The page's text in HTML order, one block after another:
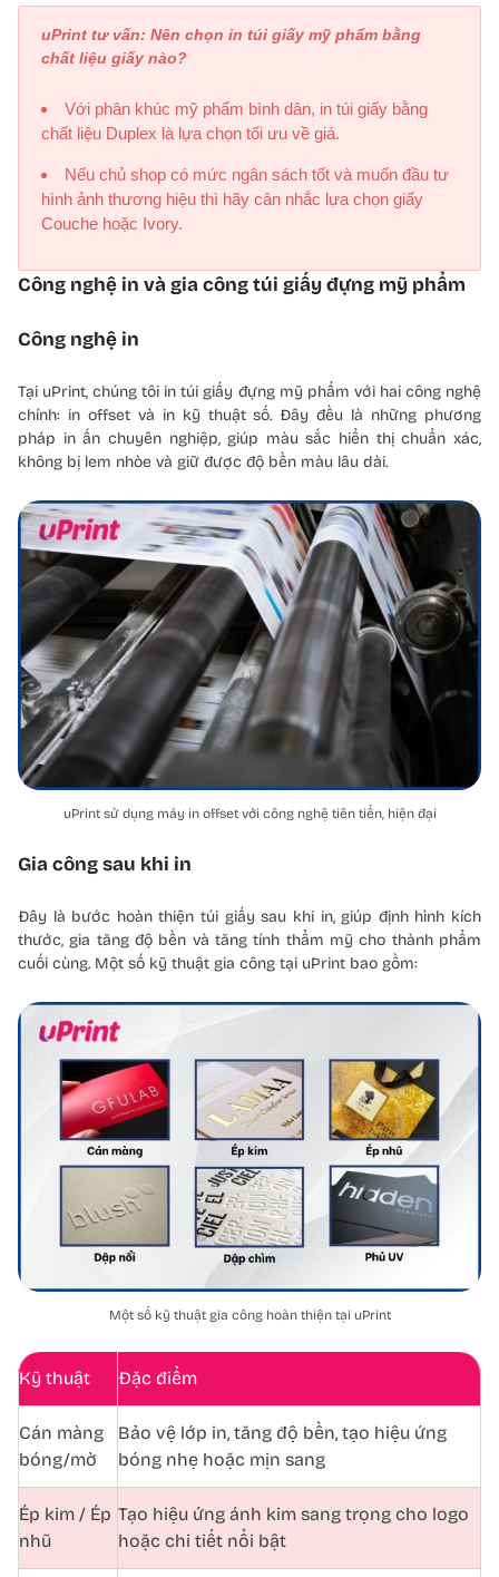
uPrint tư vấn: Nên chọn in túi giấy mỹ phẩm bằng
chất liệu giấy nào?
Với phân khúc mỹ phẩm bình dân, in túi giấy bằng
chất liệu Duplex là lựa chọn tối ưu về giá.
Nếu chủ shop có mức ngân sách tốt và muốn đầu tư
hình ảnh thương hiệu thì hãy cân nhắc lựa chọn giấy
Couche hoặc Ivory.
Công nghệ in và gia công túi giấy đựng mỹ phẩm
Công nghệ in
Tại uPrint, chúng tôi in túi giấy đựng mỹ phẩm với hai công nghệ
chính: in offset và in kỹ thuật số. Đây đều là những phương
pháp in ấn chuyên nghiệp, giúp màu sắc hiển thị chuẩn xác,
không bị lem nhòe và giữ được độ bền màu lâu dài.
uPrint sử dụng máy in offset với công nghệ tiên tiến, hiện đại
Gia công sau khi in
Đây là bước hoàn thiện túi giấy sau khi in, giúp định hình kích
thước, gia tăng độ bền và tăng tính thẩm mỹ cho thành phẩm
cuối cùng. Một số kỹ thuật gia công tại uPrint bao gồm:
Một số kỹ thuật gia công hoàn thiện tại uPrint
Kỹ thuật Đặc điểm
Cán màng
bóng/mờ
Bảo vệ lớp in, tăng độ bền, tạo hiệu ứng
bóng nhẹ hoặc mịn sang
Ép kim / Ép
nhũ
Tạo hiệu ứng ánh kim sang trọng cho logo
hoặc chi tiết nổi bật